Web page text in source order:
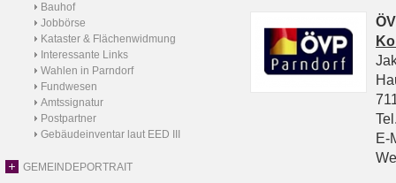
Bauhof
Jobbörse
Kataster & Flächenwidmung
Interessante Links
Wahlen in Parndorf
Fundwesen
Amtssignatur
Postpartner
Gebäudeinventar laut EED III
GEMEINDEPORTRAIT
E-